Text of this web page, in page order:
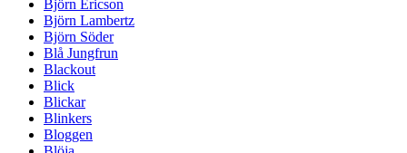
Björn Ericson
Björn Lambertz
Björn Söder
Blå Jungfrun
Blackout
Blick
Blickar
Blinkers
Bloggen